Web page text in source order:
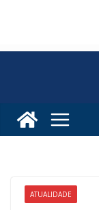
ATUALIDADE